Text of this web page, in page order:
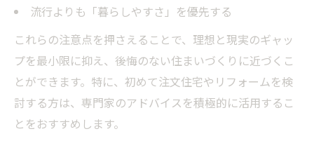
流行よりも「暮らしやすさ」を優先する
これらの注意点を押さえることで、理想と現実のギャッ
プを最小限に抑え、後悔のない住まいづくりに近づくこ
とができます。特に、初めて注文住宅やリフォームを検
討する方は、専門家のアドバイスを積極的に活用するこ
とをおすすめします。